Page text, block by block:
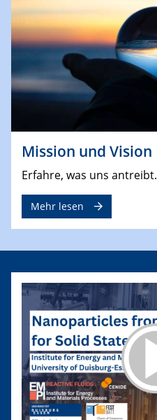
Mission und Vision
Erfahre, was uns antreibt.
Mehr lesen